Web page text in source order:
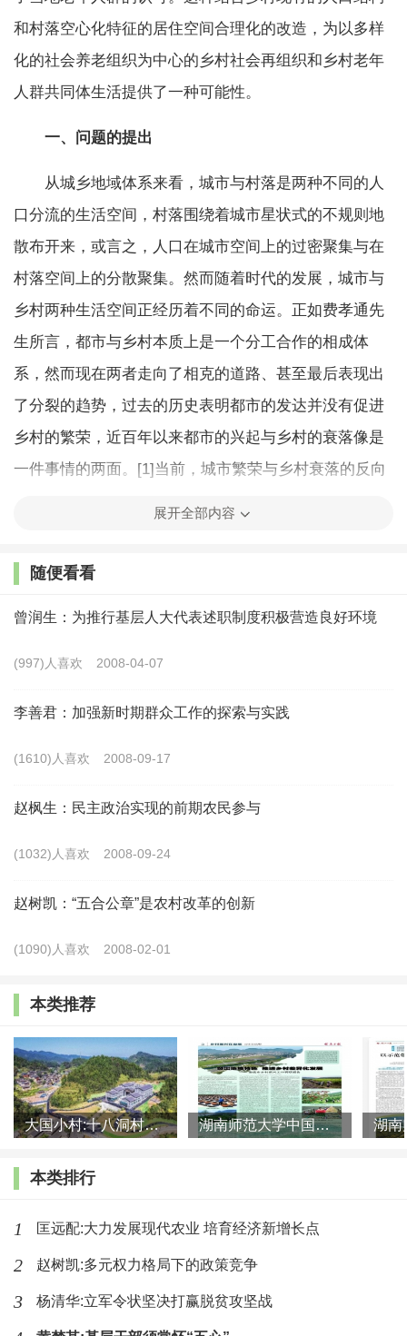
和村落空心化特征的居住空间合理化的改造，为以多样
化的社会养老组织为中心的乡村社会再组织和乡村老年
人群共同体生活提供了一种可能性。
一、问题的提出
从城乡地域体系来看，城市与村落是两种不同的人
口分流的生活空间，村落围绕着城市星状式的不规则地
散布开来，或言之，人口在城市空间上的过密聚集与在
村落空间上的分散聚集。然而随着时代的发展，城市与
乡村两种生活空间正经历着不同的命运。正如费孝通先
生所言，都市与乡村本质上是一个分工合作的相成体
系，然而现在两者走向了相克的道路、甚至最后表现出
了分裂的趋势，过去的历史表明都市的发达并没有促进
乡村的繁荣，近百年以来都市的兴起与乡村的衰落像是
一件事情的两面。[1]当前，城市繁荣与乡村衰落的反向
过密化与乡村过疏化的区域空间结构失衡问题，导致乡
断加强。乡村“三化”问题实质是在城乡结构与就业结构
变迁过程中，乡村人口结构失衡所产生的同一个问题在
进农村现代化的发展，但农村现代化进程首先要直面的
就是大量存在的“三化”问题。学界对“三化”问题产生后果
致了农业生产、公共设施建设、公共文化活动等无法有
效进行，乡规民约等内生性规范失去制度环境基础，村
对空巢家庭的生产与生活、空巢老人的精神状况、养老
和代际支持等产生了重要的影响。在乡村社会治理方
社会支持网络、村“两委”、合作社等制度及其环境的建
设有助于提高治理“三化”问题的水平；另外的一些研究
则探索了国家治理乡村社会“三化”问题的实践途径，建
精准扶贫等方面的投入，同时推动项目、资本、文化、
但这些研究缺乏了细致地从村民的家庭结构、收入
展开全部内容
随便看看
曾润生：为推行基层人大代表述职制度积极营造良好环境
(997)人喜欢 2008-04-07
李善君：加强新时期群众工作的探索与实践
(1610)人喜欢 2008-09-17
赵枫生：民主政治实现的前期农民参与
(1032)人喜欢 2008-09-24
赵树凯：“五合公章”是农村改革的创新
(1090)人喜欢 2008-02-01
本类推荐
大国小村:十八洞村的现代变迁是一道美丽的风景线 湖南师范大学中国乡村振兴研究院课题组:突出地域特色 推进乡村
本类排行
1 匡远配:大力发展现代农业 培育经济新增长点
2 赵树凯:多元权力格局下的政策竞争
3 杨清华:立军令状坚决打赢脱贫攻坚战